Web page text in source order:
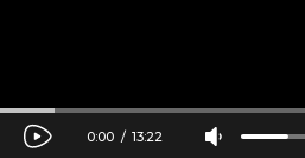
0:00 / 13:22